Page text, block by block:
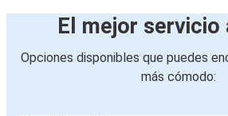
El mejor servicio
Opciones disponibles que puedes
más cómodo: